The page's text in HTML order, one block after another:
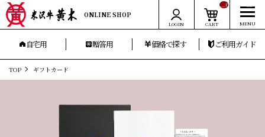
ONLINE SHOP
LOGIN CART
__ITM_CNT__
自宅用 贈答用 価格で探す ご利用ガイド
TOP ギフトカード